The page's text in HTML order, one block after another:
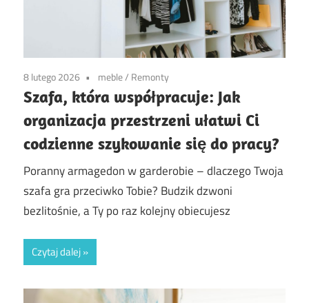
8 lutego 2026 meble/ Remonty
Szafa, która współpracuje: Jak
organizacja przestrzeni ułatwi Ci
codzienne szykowanie się do pracy?
Poranny armagedon w garderobie – dlaczego Twoja
szafa gra przeciwko Tobie? Budzik dzwoni
bezlitośnie, a Ty po raz kolejny obiecujesz
Czytaj dalej